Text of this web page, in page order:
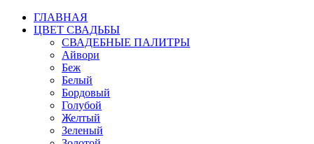
ГЛАВНАЯ
ЦВЕТ СВАДЬБЫ
СВАДЕБНЫЕ ПАЛИТРЫ
Айвори
Беж
Белый
Бордовый
Голубой
Желтый
Зеленый